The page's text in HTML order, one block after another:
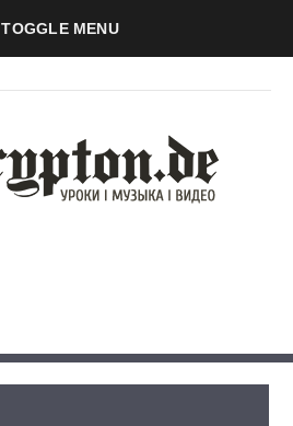
TOGGLE MENU